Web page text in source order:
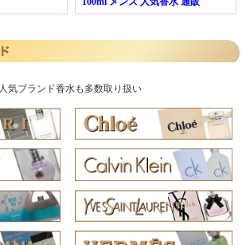
人気ブランド香水も多数取り扱い